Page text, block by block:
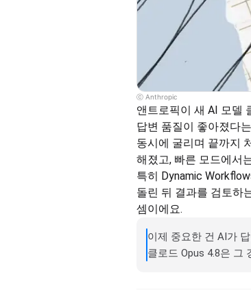
ⓒ Anthropic
앤트로픽이 새 AI 모델
답변 품질이 좋아졌다
동시에 굴리며 끝까지
해졌고, 빠른 모드에서
특히 Dynamic
돌린 뒤 결과를 검토하
셈이에요.
이제 중요한 건 AI가
클로드 Opus 4.8은 그